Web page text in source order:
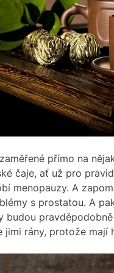
přímo na
čaje, ať už pro
menopauzy. A
s prostatou. A
budou
jimi rány, protože mají